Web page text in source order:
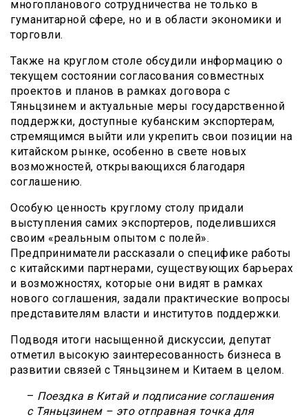
многопланового сотрудничества не только в
гуманитарной сфере, но и в области экономики и
торговли.
Также на круглом столе обсудили информацию о
текущем состоянии согласования совместных
проектов и планов в рамках договора с
Тяньцзинем и актуальные меры государственной
поддержки, доступные кубанским экспортерам,
стремящимся выйти или укрепить свои позиции на
китайском рынке, особенно в свете новых
возможностей, открывающихся благодаря
соглашению.
Особую ценность круглому столу придали
выступления самих экспортеров, поделившихся
своим «реальным опытом с полей».
Предприниматели рассказали о специфике работы
с китайскими партнерами, существующих барьерах
и возможностях, которые они видят в рамках
нового соглашения, задали практические вопросы
представителям власти и институтов поддержки.
Подводя итоги насыщенной дискуссии, депутат
отметил высокую заинтересованность бизнеса в
развитии связей с Тяньцзинем и Китаем в целом.
– Поездка в Китай и подписание соглашения
с Тяньцзинем – это отправная точка для